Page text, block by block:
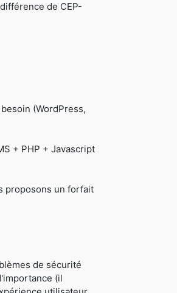
de CEP-
(WordPress,
+ PHP + Javascript
proposons un forfait
de sécurité
(il